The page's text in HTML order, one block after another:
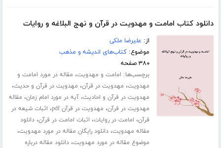
دانلود کتاب امامت و مهدویت در قرآن و نهج البلاغه و روایات
از: علیرضا ملکی
موضوع:کتاب‌های اندیشه و مذهب
۳۸۰ صفحه
برچسب‌ها: امامت و مهدویت، مقاله در مورد امامت و
مهدویت، مهدویت در قرآن، مهدویت در قرآن و حدیث،
مهدویت در قرآن و احادیث،آیه در مورد امام زمان، مقاله
مهدویت در قرآن، مهدویت در قرآن pdf ، اثبات شیعه در
قرآن، امامت در روایات، اثبات امامت در قرآن،دانلود
مقاله مهدویت،دانلود رایگان مقاله در مورد مهدویت،
موضوع مقاله در مورد مهدویت،دانلود مقاله درباره